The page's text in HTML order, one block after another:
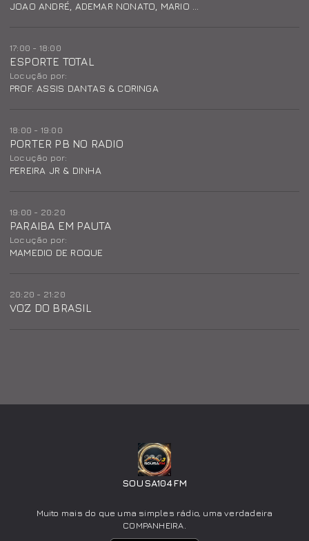
17:00 - 18:00
ESPORTE TOTAL
Locução por:
PROF. ASSIS DANTAS & CORINGA
18:00 - 19:00
PORTER PB NO RADIO
Locução por:
PEREIRA JR & DINHA
19:00 - 20:20
PARAIBA EM PAUTA
Locução por:
MAMEDIO DE ROQUE
20:20 - 21:20
VOZ DO BRASIL
SOUSA104FM
Muito mais do que uma simples rádio, uma verdadeira
COMPANHEIRA.